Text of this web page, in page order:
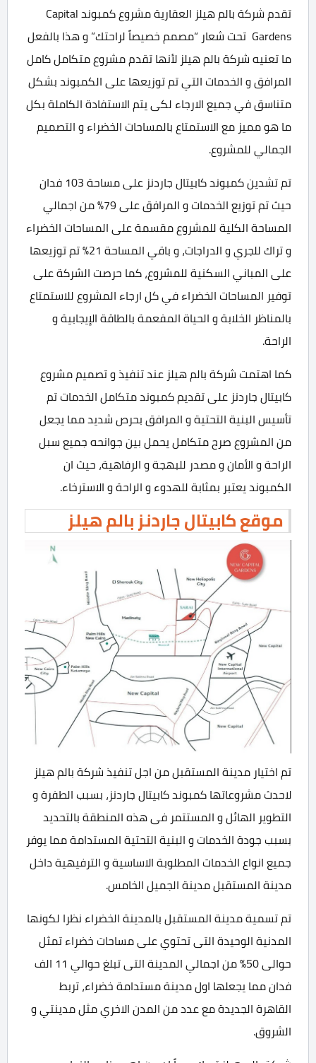
تقدم شركة بالم هيلز العقارية مشروع كمبوند Capital
Gardens تحت شعار “مصمم خصيصاً لراحتك” و هذا بالفعل
ما تعنيه شركة بالم هيلز لأنها تقدم مشروع متكامل كامل
المرافق و الخدمات التي تم توزيعها على الكمبوند بشكل
متناسق في جميع الارجاء لكى يتم الاستفادة الكاملة بكل
ما هو مميز مع الاستمتاع بالمساحات الخضراء و التصميم
الجمالي للمشروع.
تم تشدين كمبوند كابيتال جاردنز على مساحة 103 فدان
حيث تم توزيع الخدمات و المرافق على 79% من اجمالي
المساحة الكلية للمشروع مقسمة على المساحات الخضراء
و تراك للجري و الدراجات، و باقي المساحة 21% تم توزيعها
على المباني السكنية للمشروع، كما حرصت الشركة على
توفير المساحات الخضراء في كل ارجاء المشروع للاستمتاع
بالمناظر الخلابة و الحياة المفعمة بالطاقة الإيجابية و
الراحة.
كما اهتمت شركة بالم هيلز عند تنفيذ و تصميم مشروع
كابيتال جاردنز على تقديم كمبوند متكامل الخدمات تم
تأسيس البنية التحتية و المرافق بحرص شديد مما يجعل
من المشروع صرح متكامل يحمل بين جوانحه جميع سبل
الراحة و الأمان و مصدر للبهجة و الرفاهية، حيث ان
الكمبوند يعتبر بمثابة للهدوء و الراحة و الاسترخاء.
موقع كابيتال جاردنز بالم هيلز
تم اختيار مدينة المستقبل من اجل تنفيذ شركة بالم هيلز
لاحدث مشروعاتها كمبوند كابيتال جاردنز، بسبب الطفرة و
التطوير الهائل و المستتمر فى هذه المنطقة بالتحديد
بسبب جودة الخدمات و البنية التحتية المستدامة مما يوفر
جميع انواع الخدمات المطلوبة الاساسية و الترفيهية داخل
مدينة المستقبل مدينة الجميل الخامس.
تم تسمية مدينة المستقبل بالمدينة الخضراء نظرا لكونها
المدنية الوحيدة التى تحتوي على مساحات خضراء تمثل
حوالى 50% من اجمالي المدينة التى تبلغ حوالي 11 الف
فدان مما يجعلها اول مدينة مستدامة خضراء، تربط
القاهرة الجديدة مع عدد من المدن الاخري مثل مدينتي و
الشروق.